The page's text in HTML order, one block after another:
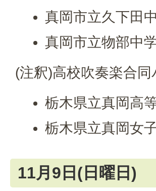
真岡市立久下田
真岡市立物部中
(注釈)高校吹奏楽合
栃木県立真岡高
栃木県立真岡女
11月9日(日曜日)